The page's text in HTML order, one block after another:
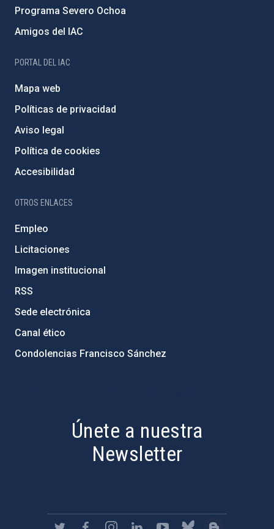
Programa Severo Ochoa
Amigos del IAC
PORTAL DEL IAC
Mapa web
Políticas de privacidad
Aviso legal
Política de cookies
Accesibilidad
OTROS ENLACES
Empleo
Licitaciones
Imagen institucional
RSS
Sede electrónica
Canal ético
Condolencias Francisco Sánchez
Únete a nuestra
Newsletter